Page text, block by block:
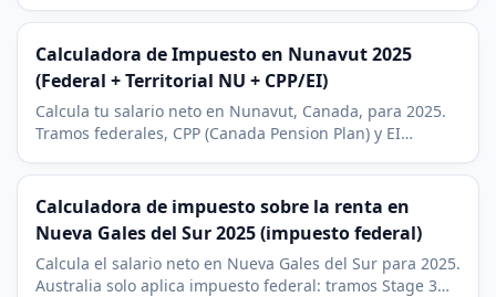
mineria de diamantes.
Calculadora de Impuesto en Nunavut 2025
(Federal + Territorial NU + CPP/EI)
Calcula tu salario neto en Nunavut, Canada, para 2025.
Tramos federales, CPP (Canada Pension Plan) y EI
cuatro tramos (4% a 11,5%), los mas bajos del pais.
Calculadora de impuesto sobre la renta en
Nueva Gales del Sur 2025 (impuesto federal)
Calcula el salario neto en Nueva Gales del Sur para 2025.
Australia solo aplica impuesto federal: tramos Stage 3